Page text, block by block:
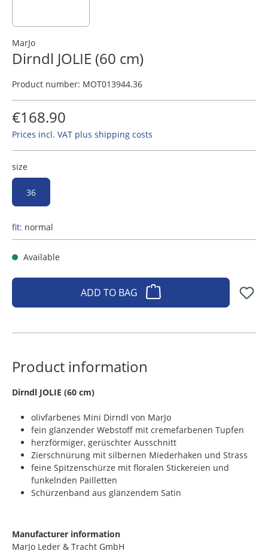
MarJo
Dirndl JOLIE (60 cm)
Product number: MOT013944.36
€168.90
Prices incl. VAT plus shipping costs
size
36
fit: normal
Available
ADD TO BAG
Product information
​Dirndl JOLIE (60 cm)
olivfarbenes Mini Dirndl von MarJo
fein glänzender Webstoff mit cremefarbenen Tupfen
herzförmiger, gerüschter Ausschnitt
Zierschnürung mit silbernen Miederhaken und Strass
feine Spitzenschürze mit floralen Stickereien und
funkelnden Pailletten
Schürzenband aus glänzendem Satin
Manufacturer information
MarJo Leder & Tracht GmbH